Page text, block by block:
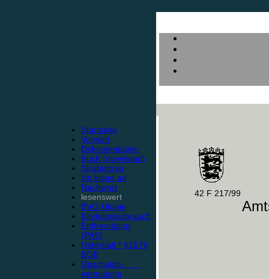
Startseite
Vorwort
Dokumentation
Buch (download)
Strafantrag
ich klage an
Nachwort
lesenswert
BVG-Utopie
Kindesmissbrauch
Entfremdung
(PAS)
Unterhalt * §1579
BGB
Unschulds-
vermutung
42 F 217/99